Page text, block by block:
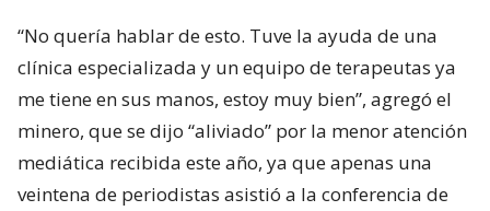
“No quería hablar de esto. Tuve la ayuda de una
clínica especializada y un equipo de terapeutas ya
me tiene en sus manos, estoy muy bien”, agregó el
minero, que se dijo “aliviado” por la menor atención
mediática recibida este año, ya que apenas una
veintena de periodistas asistió a la conferencia de